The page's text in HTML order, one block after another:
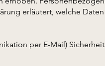
erläutert, welche
per E-Mail)